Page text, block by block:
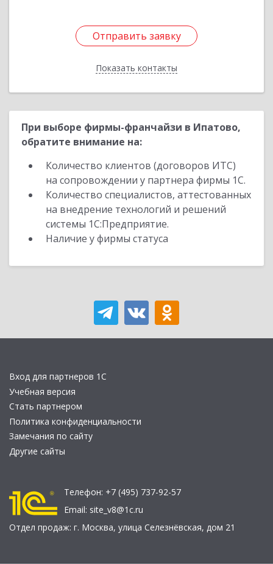
Отправить заявку
Показать контакты
Отправить заявку
Назад
При выборе фирмы-франчайзи в Ипатово,
обратите внимание на:
Количество клиентов (договоров ИТС)
на сопровождении у партнера фирмы 1С.
Количество специалистов, аттестованных
на внедрение технологий и решений
системы 1С:Предприятие.
Наличие у фирмы статуса
Вход для партнеров 1С
Учебная версия
Стать партнером
Политика конфиденциальности
Замечания по сайту
Другие сайты
Телефон: +7 (495) 737-92-57
Email: site_v8@1c.ru
Отдел продаж: г. Москва, улица Селезнёвская, дом 21